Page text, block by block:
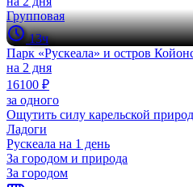
Групповая
13ч
Парк «Рускеала» и остров
на 2 дня
16100 ₽
за одного
Ощутить силу карельской
Ладоги
Рускеала на 1 день
За городом и природа
За городом